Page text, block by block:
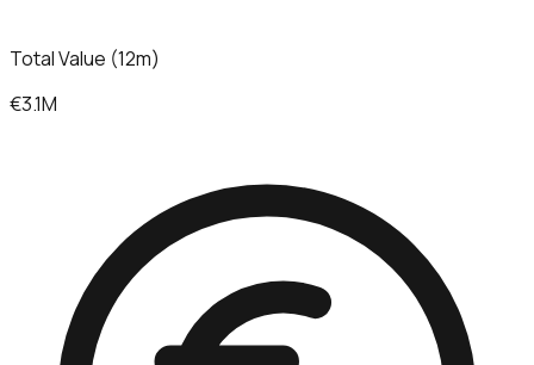
Total Value (12m)
€3.1M